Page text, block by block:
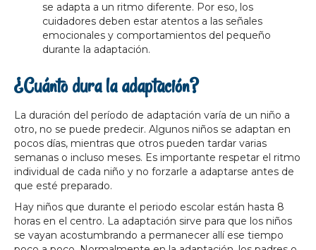
se adapta a un ritmo diferente. Por eso, los
cuidadores deben estar atentos a las señales
emocionales y comportamientos del pequeño
durante la adaptación.
¿Cuánto dura la adaptación?
La duración del período de adaptación varía de un niño a
otro, no se puede predecir. Algunos niños se adaptan en
pocos días, mientras que otros pueden tardar varias
semanas o incluso meses. Es importante respetar el ritmo
individual de cada niño y no forzarle a adaptarse antes de
que esté preparado.
Hay niños que durante el periodo escolar están hasta 8
horas en el centro. La adaptación sirve para que los niños
se vayan acostumbrando a permanecer allí ese tiempo